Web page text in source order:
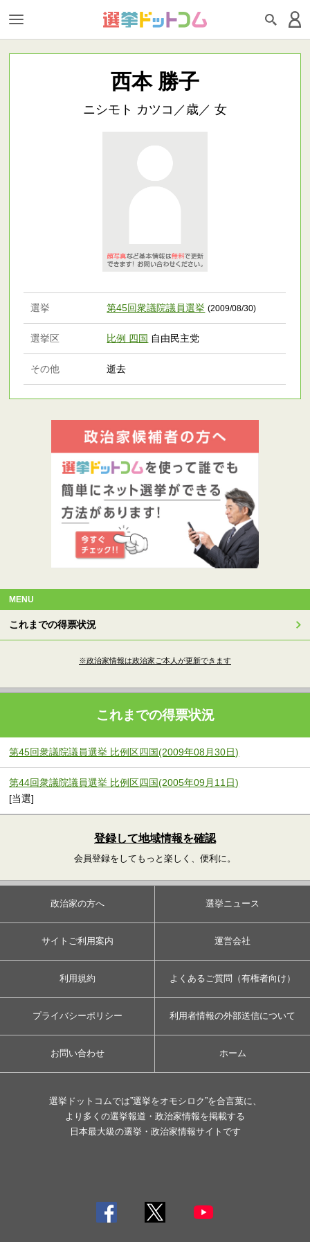
西本 勝子
ニシモト カツコ／歳／ 女
選挙 第45回衆議院議員選挙 (2009/08/30)
選挙区 比例 四国 自由民主党
その他 逝去
MENU
これまでの得票状況
※政治家情報は政治家ご本人が更新できます
これまでの得票状況
第45回衆議院議員選挙 比例区四国(2009年08月30日)
第44回衆議院議員選挙 比例区四国(2005年09月11日)
[当選]
登録して地域情報を確認
会員登録をしてもっと楽しく、便利に。
政治家の方へ 選挙ニュース
サイトご利用案内 運営会社
利用規約 よくあるご質問（有権者向け）
プライバシーポリシー 利用者情報の外部送信について
お問い合わせ ホーム
選挙ドットコムでは”選挙をオモシロク”を合言葉に、
より多くの選挙報道・政治家情報を掲載する
日本最大級の選挙・政治家情報サイトです